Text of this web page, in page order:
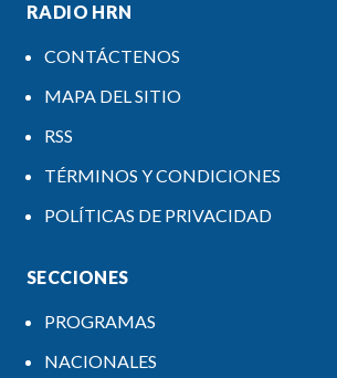
RADIO HRN
CONTÁCTENOS
MAPA DEL SITIO
RSS
TÉRMINOS Y CONDICIONES
POLÍTICAS DE PRIVACIDAD
SECCIONES
PROGRAMAS
NACIONALES